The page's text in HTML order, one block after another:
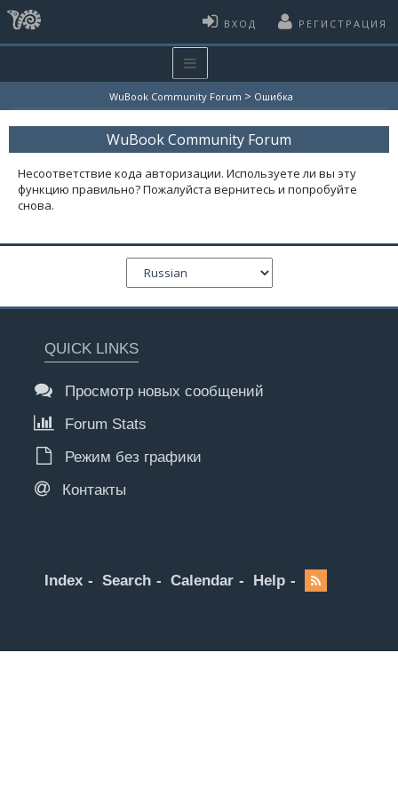
ВХОД РЕГИСТРАЦИЯ
WuBook Community Forum > Ошибка
WuBook Community Forum
Несоответствие кода авторизации. Используете ли вы эту
функцию правильно? Пожалуйста вернитесь и попробуйте
снова.
QUICK LINKS
Просмотр новых сообщений
Forum Stats
Режим без графики
Контакты
Index Search Calendar Help